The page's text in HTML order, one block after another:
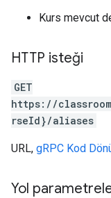
Kurs mevcut
HTTP isteği
GET
https://
rseId}/aliases
URL, gRPC Kod
Yol